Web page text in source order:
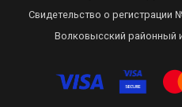
Свидетельство о регистрации
Волковысский районный